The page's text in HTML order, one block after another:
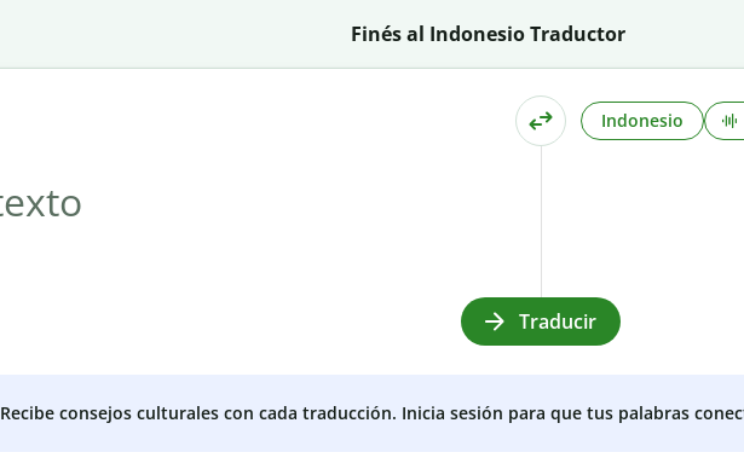
Finés al Indonesio Traductor
Indonesio
Traducir
Recibe consejos culturales con cada traducción. Inicia sesión para que tus palabras